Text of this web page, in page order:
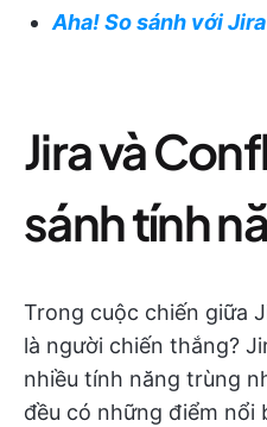
Aha! So sánh với Jira
Jira và
sánh tính
Trong cuộc chiến giữa
là người chiến thắng?
nhiều tính năng trùng
đều có những điểm nổi